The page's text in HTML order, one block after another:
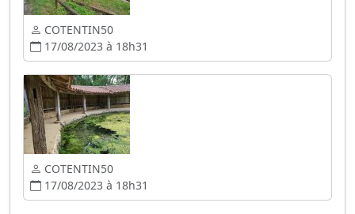
COTENTIN50
17/08/2023 à 18h31
COTENTIN50
17/08/2023 à 18h31